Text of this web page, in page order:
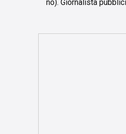
no). Giornalista